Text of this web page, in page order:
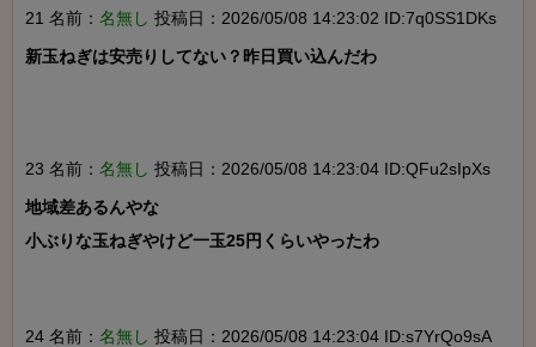
21 名前： 名無し 投稿日：2026/05/08 14:23:02 ID:7q0SS1DKs
新玉ねぎは安売りしてない？昨日買い込んだわ
23 名前： 名無し 投稿日：2026/05/08 14:23:04 ID:QFu2sIpXs
地域差あるんやな
小ぶりな玉ねぎやけど一玉25円くらいやったわ
24 名前： 名無し 投稿日：2026/05/08 14:23:04 ID:s7YrQo9sA